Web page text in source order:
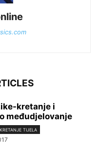
kretanje i
međudjelovanje
TIJELA